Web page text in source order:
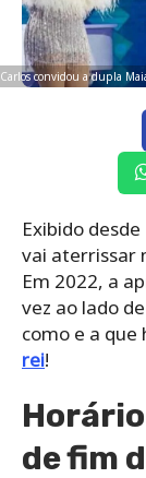
convidou a dupla
Exibido
vai aterrissar
Em 2022, a
vez ao lado
como e a
rei!
de fim